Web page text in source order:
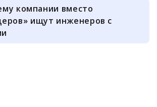
компании вместо
ищут инженеров с